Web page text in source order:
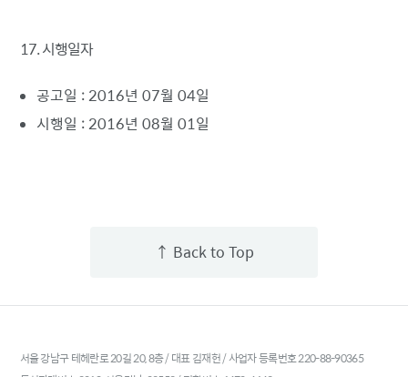
17. 시행일자
공고일 : 2016년 07월 04일
시행일 : 2016년 08월 01일
↑ Back to Top
서울 강남구 테헤란로 20길 20, 8층 / 대표 김재헌 / 사업자 등록번호 220-88-90365